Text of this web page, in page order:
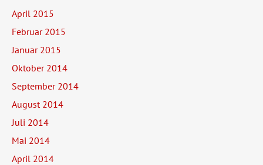
April 2015
Februar 2015
Januar 2015
Oktober 2014
September 2014
August 2014
Juli 2014
Mai 2014
April 2014